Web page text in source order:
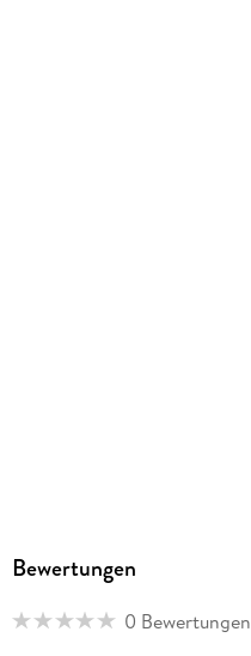
Bewertungen
0 Bewertungen